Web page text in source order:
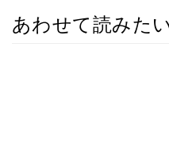
あわせて読みた